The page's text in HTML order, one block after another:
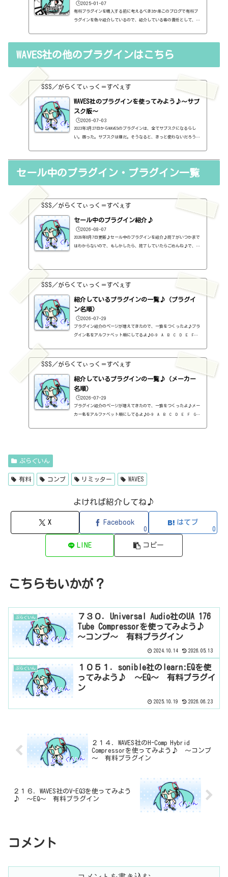
🕒️2025-01-07
有料プラグインを購入する前に考えるべき3か条このブログで有料プ
ラグインを色々紹介しているので、紹介している者の責任として、有
ンの中には、なぜ、これが無料なんだろう？と驚くような性能のもの
もの...
WAVES社の他のプラグインはこちら
SSS／がらくてぃっく＝すぺぇす
WAVES社のプラグインを使ってみよう♪～サブ
スク版～
🕒️2026-07-03
2023年3月27日からWAVESのプラグインは、全てサブスクになるらし
い。困った。サブスクは嫌だ。そうなると、きっと使わないだろうと
（追記）2日後にまさかの一本化を止めるという通知。販売も行われ
セール中のプラグイン・プラグイン一覧
SSS／がらくてぃっく＝すぺぇす
セール中のプラグイン紹介♪
🕒️2026-08-07
2026年8月7日更新♪セール中のプラグインを紹介♪終了がいつかまで
はわからないので、もしかしたら、終了していたらごめんね♪で、相
OST（UJAM）定価：59ドル → 19ドル（本家さま）FINISHER DYNAMO（U
JAM）定価：59ドル → 9ドル（本家さま）FINISHER FLUXX（UJAM）定
価：59...
SSS／がらくてぃっく＝すぺぇす
紹介しているプラグインの一覧♪（プラグイ
ン名順）
🕒️2026-07-29
プラグイン紹介のページが増えてきたので、一覧をつくったよ♪プラ
グイン名をアルファベット順にしてるよ♪0-9 A B C D E F G
VERBED（2B Played Music・リバーブ・有料）2B Shaped Filter（2
B Played Music・フィルタープラグイン・有料）3-Band EQ（Kilohe
arts・EQ・無料）40'S VERY OWN DRUMS（NATIVE INSTRUMENTS・ドラ
ム...
SSS／がらくてぃっく＝すぺぇす
紹介しているプラグインの一覧♪（メーカー
名順）
🕒️2026-07-29
プラグイン紹介のページが増えてきたので、一覧をつくったよ♪メー
カー名をアルファベット順にしてるよ♪0-9 A B C D E F G
ップ...
ぷらぐいん
有料 コンプ リミッター WAVES
よければ紹介してね♪
X Facebook
0
はてブ
0
LINE コピー
こちらもいかが？
ぷらぐいん
７３０．Universal Audio社のUA 176
Tube Compressorを使ってみよう♪
～コンプ～ 有料プラグイン
2024.10.14 2026.05.13
ぷらぐいん
１０５１．sonible社のlearn:EQを使
ってみよう♪ ～EQ～ 有料プラグイ
ン
2025.10.19 2026.06.23
２１４．WAVES社のH-Comp Hybrid
Compressorを使ってみよう♪ ～コンプ
～ 有料プラグイン
２１６．WAVES社のV-EQ3を使ってみよう
♪ ～EQ～ 有料プラグイン
コメント